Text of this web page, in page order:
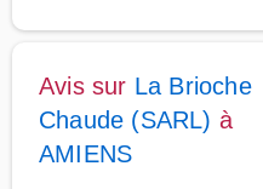
Avis sur La Brioche
Chaude (SARL) à
AMIENS